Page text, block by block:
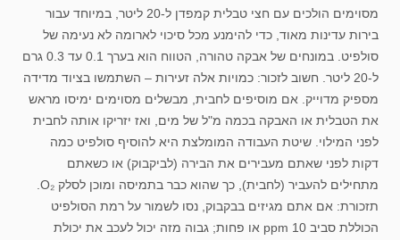
מסוימים הולכים עם חצי טבלית קמפדן ל-20 ליטר, במיוחד עבור
בירות עדינות מאוד, כדי להימנע מכל סיכוי לארומה לא נעימה של
סולפיט. במונחים של אבקה טהורה, הטווח הוא בערך 0.1 עד 0.3 גרם
ל-20 ליטר. חשוב לזכור: כמויות אלה זעירות – השתמשו בציוד מדידה
מספיק מדוייק. אם מוסיפים לחבית, מבשלים מסוימים ימיסו מראש
את הטבלית או האבקה בכמה מ"ל של מים, ואז יזריקו אותה לחבית
לפני המילוי. שיטת העבודה המומלצת היא להוסיף סולפיט כמה
דקות לפני שאתם מעבירים את הבירה (לביקבוק) או כשאתם
תזכורת: אם אתם מגיזים בבקבוק, נסו לשמור על רמת הסולפיט
הכוללת סביב 10 ppm או פחות; גבוה מזה יכול לעכב את יכולת